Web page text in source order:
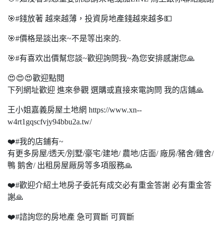
🎯#錢放著 越來越薄，投資房地產錢越來越多💵
🎯#價格是談出來~不是等出來的.
🎯#有喜欢出價幫您談~歡迎詢問我~為您安排感謝您🙏
😍😍😍歡迎點閱
下列網址歡迎 進來參觀 選購或直接來電詢問 我的店鋪🙏
王小姐嘉義房屋土地網 https://www.xn--
w4rt1gqscfvjy94bbu2a.tw/
❤️#我的店鋪有~
有更多房屋/透天/別墅/豪宅/建地/ 農地/店面/ 廠房/豬舍/雞舍/
鴨 鹅舍/ 出租房屋厰房等多項服務🙏
❤️#歡迎介紹土地房子委託有成交必有重金答謝 必有重金答
謝🙏
❤️#諮詢您的房地產 急可買斷 可買斷